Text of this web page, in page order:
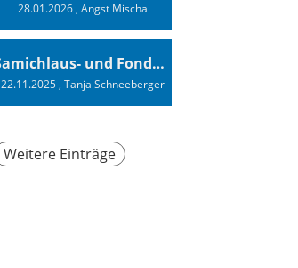
28.01.2026, Angst Mischa
Samichlaus- und Fonduabend
22.11.2025, Tanja Schneeberger
Weitere Einträge